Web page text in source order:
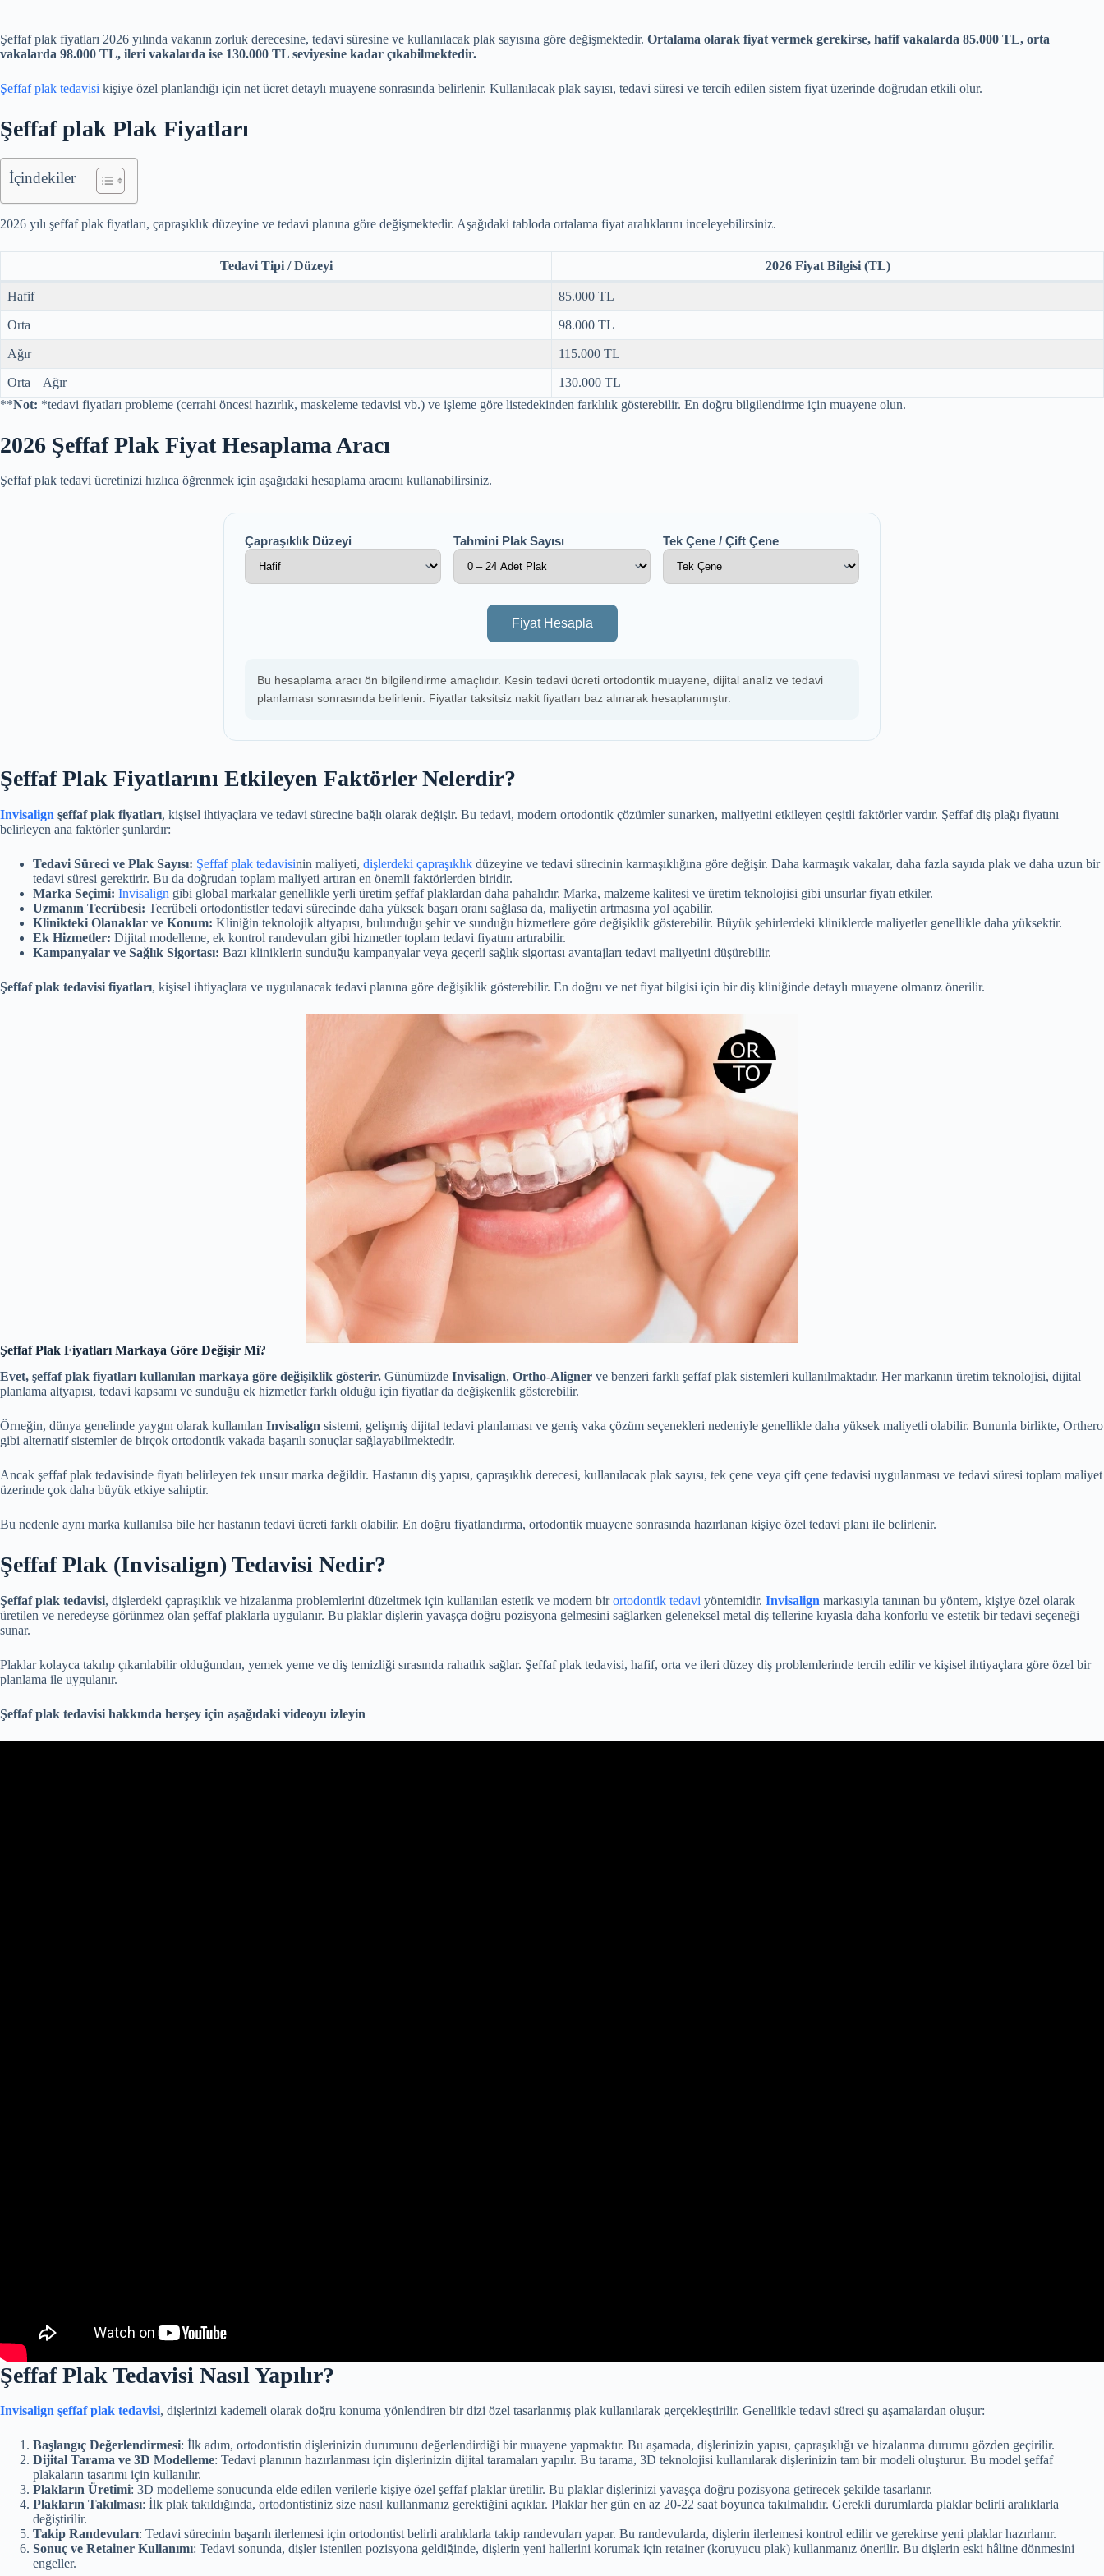
Şeffaf plak fiyatları 2026 yılında vakanın zorluk derecesine, tedavi süresine ve kullanılacak plak sayısına göre değişmektedir. Ortalama olarak fiyat vermek gerekirse, hafif vakalarda 85.000 TL, orta
vakalarda 98.000 TL, ileri vakalarda ise 130.000 TL seviyesine kadar çıkabilmektedir.
Şeffaf plak tedavisi kişiye özel planlandığı için net ücret detaylı muayene sonrasında belirlenir. Kullanılacak plak sayısı, tedavi süresi ve tercih edilen sistem fiyat üzerinde doğrudan etkili olur.
Şeffaf plak Plak Fiyatları
İçindekiler
2026 yılı şeffaf plak fiyatları, çapraşıklık düzeyine ve tedavi planına göre değişmektedir. Aşağıdaki tabloda ortalama fiyat aralıklarını inceleyebilirsiniz.
Tedavi Tipi /Düzeyi 2026 Fiyat Bilgisi (TL)
Hafif 85.000 TL
Orta 98.000 TL
Ağır 115.000 TL
Orta – Ağır
130.000 TL
**Not: *tedavi fiyatları probleme (cerrahi öncesi hazırlık, maskeleme tedavisi vb.) ve işleme göre listedekinden farklılık gösterebilir. En doğru bilgilendirme için muayene olun.
2026 Şeffaf Plak Fiyat Hesaplama Aracı
Şeffaf plak tedavi ücretinizi hızlıca öğrenmek için aşağıdaki hesaplama aracını kullanabilirsiniz.
Çapraşıklık Düzeyi Tahmini Plak Sayısı Tek Çene / Çift Çene
Fiyat Hesapla
Bu hesaplama aracı ön bilgilendirme amaçlıdır. Kesin tedavi ücreti ortodontik muayene, dijital analiz ve tedavi
planlaması sonrasında belirlenir. Fiyatlar taksitsiz nakit fiyatları baz alınarak hesaplanmıştır.
Şeffaf Plak Fiyatlarını Etkileyen Faktörler Nelerdir?
Invisalign şeffaf plak fiyatları, kişisel ihtiyaçlara ve tedavi sürecine bağlı olarak değişir. Bu tedavi, modern ortodontik çözümler sunarken, maliyetini etkileyen çeşitli faktörler vardır. Şeffaf diş plağı fiyatını
belirleyen ana faktörler şunlardır:
Tedavi Süreci ve Plak Sayısı: Şeffaf plak tedavisinin maliyeti, dişlerdeki çapraşıklık düzeyine ve tedavi sürecinin karmaşıklığına göre değişir. Daha karmaşık vakalar, daha fazla sayıda plak ve daha uzun bir
tedavi süresi gerektirir. Bu da doğrudan toplam maliyeti artıran en önemli faktörlerden biridir.
Marka Seçimi: Invisalign gibi global markalar genellikle yerli üretim şeffaf plaklardan daha pahalıdır. Marka, malzeme kalitesi ve üretim teknolojisi gibi unsurlar fiyatı etkiler.
Uzmanın Tecrübesi: Tecrübeli ortodontistler tedavi sürecinde daha yüksek başarı oranı sağlasa da, maliyetin artmasına yol açabilir.
Klinikteki Olanaklar ve Konum: Kliniğin teknolojik altyapısı, bulunduğu şehir ve sunduğu hizmetlere göre değişiklik gösterebilir. Büyük şehirlerdeki kliniklerde maliyetler genellikle daha yüksektir.
Ek Hizmetler: Dijital modelleme, ek kontrol randevuları gibi hizmetler toplam tedavi fiyatını artırabilir.
Kampanyalar ve Sağlık Sigortası: Bazı kliniklerin sunduğu kampanyalar veya geçerli sağlık sigortası avantajları tedavi maliyetini düşürebilir.
Şeffaf plak tedavisi fiyatları, kişisel ihtiyaçlara ve uygulanacak tedavi planına göre değişiklik gösterebilir. En doğru ve net fiyat bilgisi için bir diş kliniğinde detaylı muayene olmanız önerilir.
Şeffaf Plak Fiyatları Markaya Göre Değişir Mi?
Evet, şeffaf plak fiyatları kullanılan markaya göre değişiklik gösterir. Günümüzde Invisalign, Ortho-Aligner ve benzeri farklı şeffaf plak sistemleri kullanılmaktadır. Her markanın üretim teknolojisi, dijital
planlama altyapısı, tedavi kapsamı ve sunduğu ek hizmetler farklı olduğu için fiyatlar da değişkenlik gösterebilir.
Örneğin, dünya genelinde yaygın olarak kullanılan Invisalign sistemi, gelişmiş dijital tedavi planlaması ve geniş vaka çözüm seçenekleri nedeniyle genellikle daha yüksek maliyetli olabilir. Bununla birlikte, Orthero
gibi alternatif sistemler de birçok ortodontik vakada başarılı sonuçlar sağlayabilmektedir.
Ancak şeffaf plak tedavisinde fiyatı belirleyen tek unsur marka değildir. Hastanın diş yapısı, çapraşıklık derecesi, kullanılacak plak sayısı, tek çene veya çift çene tedavisi uygulanması ve tedavi süresi toplam maliyet
üzerinde çok daha büyük etkiye sahiptir.
Bu nedenle aynı marka kullanılsa bile her hastanın tedavi ücreti farklı olabilir. En doğru fiyatlandırma, ortodontik muayene sonrasında hazırlanan kişiye özel tedavi planı ile belirlenir.
Şeffaf Plak (Invisalign) Tedavisi Nedir?
Şeffaf plak tedavisi, dişlerdeki çapraşıklık ve hizalanma problemlerini düzeltmek için kullanılan estetik ve modern birortodontik tedavi yöntemidir. Invisalign markasıyla tanınan bu yöntem, kişiye özel olarak
üretilen ve neredeyse görünmez olan şeffaf plaklarla uygulanır. Bu plaklar dişlerin yavaşça doğru pozisyona gelmesini sağlarken geleneksel metal diş tellerine kıyasla daha konforlu ve estetik bir tedavi seçeneği
sunar.
Plaklar kolayca takılıp çıkarılabilir olduğundan, yemek yeme ve diş temizliği sırasında rahatlık sağlar. Şeffaf plak tedavisi, hafif, orta ve ileri düzey diş problemlerinde tercih edilir ve kişisel ihtiyaçlara göre özel bir
planlama ile uygulanır.
Şeffaf plak tedavisi hakkında herşey için aşağıdaki videoyu izleyin
Şeffaf Plak Tedavisi Nasıl Yapılır?
Invisalign şeffaf plak tedavisi, dişlerinizi kademeli olarak doğru konuma yönlendiren bir dizi özel tasarlanmış plak kullanılarak gerçekleştirilir. Genellikle tedavi süreci şu aşamalardan oluşur:
Başlangıç Değerlendirmesi: İlk adım, ortodontistin dişlerinizin durumunu değerlendirdiği bir muayene yapmaktır. Bu aşamada, dişlerinizin yapısı, çapraşıklığı ve hizalanma durumu gözden geçirilir.
Dijital Tarama ve 3D Modelleme: Tedavi planının hazırlanması için dişlerinizin dijital taramaları yapılır. Bu tarama, 3D teknolojisi kullanılarak dişlerinizin tam bir modeli oluşturur. Bu model şeffaf
plakaların tasarımı için kullanılır.
Plakların Üretimi: 3D modelleme sonucunda elde edilen verilerle kişiye özel şeffaf plaklar üretilir. Bu plaklar dişlerinizi yavaşça doğru pozisyona getirecek şekilde tasarlanır.
Plakların Takılması: İlk plak takıldığında, ortodontistiniz size nasıl kullanmanız gerektiğini açıklar. Plaklar her gün en az 20-22 saat boyunca takılmalıdır. Gerekli durumlarda plaklar belirli aralıklarla
değiştirilir.
Takip Randevuları: Tedavi sürecinin başarılı ilerlemesi için ortodontist belirli aralıklarla takip randevuları yapar. Bu randevularda, dişlerin ilerlemesi kontrol edilir ve gerekirse yeni plaklar hazırlanır.
Sonuç ve Retainer Kullanımı: Tedavi sonunda, dişler istenilen pozisyona geldiğinde, dişlerin yeni hallerini korumak için retainer (koruyucu plak) kullanmanız önerilir. Bu dişlerin eski hâline dönmesini
engeller.